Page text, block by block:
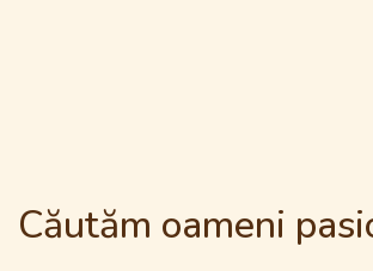
Căutăm oameni